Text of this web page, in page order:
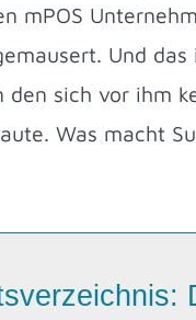
mPOS
Und das
den sich vor ihm
Was macht